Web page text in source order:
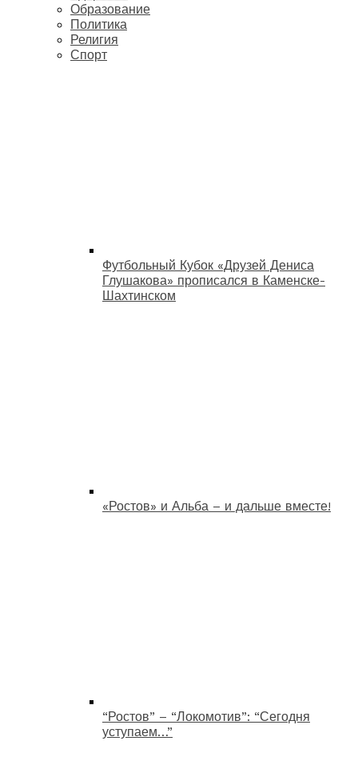
Образование
Политика
Религия
Спорт
Футбольный Кубок «Друзей Дениса
Глушакова» прописался в Каменске-
Шахтинском
«Ростов» и Альба – и дальше вместе!
“Ростов” – “Локомотив”: “Сегодня
уступаем…”